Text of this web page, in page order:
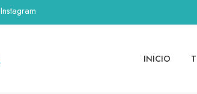
Instagram
INICIO